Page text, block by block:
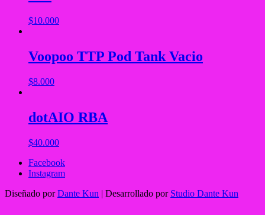
$10.000
Voopoo TTP Pod Tank Vacio
$8.000
dotAIO RBA
$40.000
Facebook
Instagram
Diseñado porDante Kun | Desarrollado por Studio Dante Kun